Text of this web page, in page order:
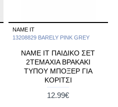
NAME IT
13208829 BARELY PINK GREY
NAME IT ΠΑΙΔΙΚΟ ΣΕΤ
2ΤΕΜΑΧΙΑ ΒΡΑΚΑΚΙ
ΤΥΠΟΥ ΜΠΟΞΕΡ ΓΙΑ
ΚΟΡΙΤΣΙ
12.99€